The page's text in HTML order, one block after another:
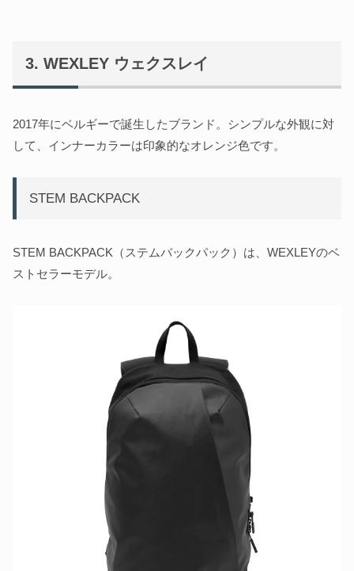
WEXLEY ウェクスレイ
2017年にベルギーで誕生したブランド。シンプルな外観に対
して、インナーカラーは印象的なオレンジ色です。
STEM BACKPACK
STEM BACKPACK（ステムバックパック）は、WEXLEYのベ
ストセラーモデル。